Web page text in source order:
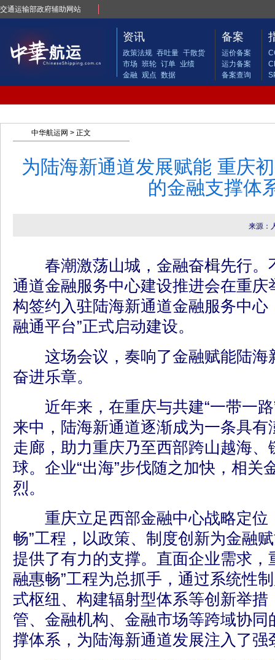
交通运输部政府辅助网站
资讯
政策法规 吞吐量 干散货
市场 班轮 订单 业绩
金融 观点 数据
备案
运价备案
运力备案
备案查询
中华航运网 > 正文
为陆海新通道发展赋能 重庆
的金融支撑体
来源：
春潮激荡山城，金融奋楫先行。
通道金融服务中心建设推进会在重庆
构签约入驻陆海新通道金融服务中心
融通平台”正式启动建设。
这场会议，奏响了金融赋能陆海
奋进乐章。
近年来，在重庆与共建“一带一路
来中，陆海新通道逐渐成为一条具
走廊，助力重庆乃至西部跨山越海、
球。企业“出海”步伐随之加快，相关
烈。
重庆立足西部金融中心战略定位
畅”工程，以政策、制度创新为金融
提供了有力的支撑。直面企业需求，
融惠畅”工程为总抓手，通过系统性
式枢纽、构建辐射型体系等创新举措
管、金融机构、金融市场等跨域协
撑体系，为陆海新通道发展注入了强